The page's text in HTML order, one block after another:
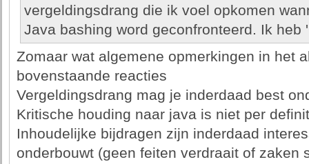
vergeldingsdrang die ik voel opkomen
Java bashing word geconfronteerd. Ik heb
Zomaar wat algemene opmerkingen in het
bovenstaande reacties
Vergeldingsdrang mag je inderdaad best
Kritische houding naar java is niet per
Inhoudelijke bijdragen zijn inderdaad
onderbouwt (geen feiten verdraait of zaken